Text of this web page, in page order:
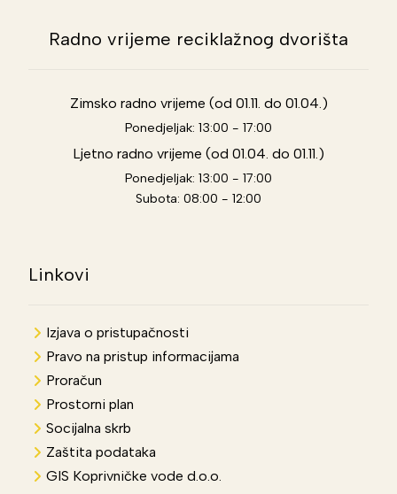
Radno vrijeme reciklažnog dvorišta
Zimsko radno vrijeme (od 01.11. do 01.04.)
Ponedjeljak: 13:00 - 17:00
Ljetno radno vrijeme (od 01.04. do 01.11.)
Ponedjeljak: 13:00 - 17:00
Subota: 08:00 - 12:00
Linkovi
Izjava o pristupačnosti
Pravo na pristup informacijama
Proračun
Prostorni plan
Socijalna skrb
Zaštita podataka
GIS Koprivničke vode d.o.o.